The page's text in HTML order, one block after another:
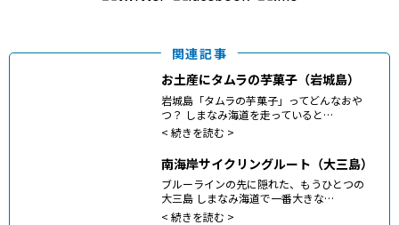
関連記事
お土産にタムラの芋菓子（岩城島）
岩城島「タムラの芋菓子」ってどんなおや
つ？ しまなみ海道を走っていると…
< 続きを読む >
南海岸サイクリングルート（大三島）
ブルーラインの先に隠れた、もうひとつの
大三島 しまなみ海道で一番大きな…
< 続きを読む >